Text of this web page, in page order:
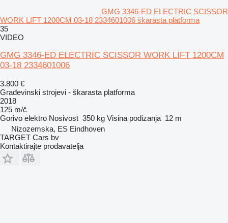
GMG 3346-ED ELECTRIC SCISSOR
WORK LIFT 1200CM 03-18 2334601006 škarasta platforma
35
VIDEO
GMG 3346-ED ELECTRIC SCISSOR WORK LIFT 1200CM
03-18 2334601006
3.800 €
Građevinski strojevi - škarasta platforma
2018
125 m/č
Gorivo elektro Nosivost 350 kg Visina podizanja 12 m
Nizozemska, ES Eindhoven
TARGET Cars bv
Kontaktirajte prodavatelja